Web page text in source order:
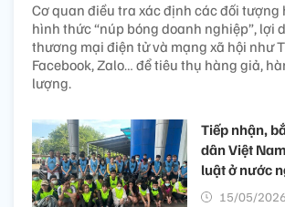
Cơ quan điều tra xác định các đối tượng
hình thức “núp bóng doanh nghiệp”, lợi
thương mại điện tử và mạng xã hội như
Facebook, Zalo… để tiêu thụ hàng giả,
lượng.
Tiếp nhận,
dân Việt
luật ở nước
15/05/